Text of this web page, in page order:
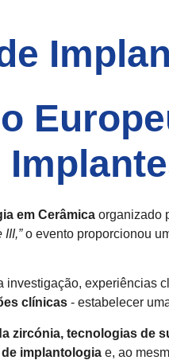
em Cerâmica organizado
o evento proporcionou
investigação, experiências
clínicas - estabelecer
zircónia, tecnologias de
implantologia e, ao